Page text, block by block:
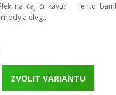
na čaj či kávu? Tento
a eleg...
ZVOLIT VARIANTU